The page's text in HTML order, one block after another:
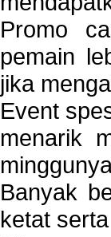
Promo
pemain
jika
Event
menarik
Banyak
ketat